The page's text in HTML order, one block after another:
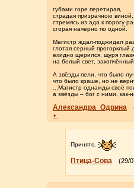
губами горе перетирая,
страдая призрачною виной,
стремясь из ада к порогу
сгорая начерно по одной.
Магистр ждал-поджидал
глотая серный прогорклый
ехидно щерился, щуря
на белый свет,
А звёзды пели, что было
что было краше, но не
...Магистр однажды своё
а звёзды – бог с ними, как-
Александра_Одрина
•
Принято.
Птица-Сова (29/